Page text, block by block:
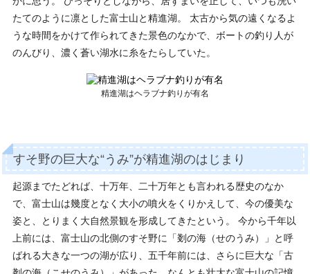
たてのように凛とした富士山と精進湖。 太古から気の遠くなるよ
うな時間をかけて作られてきた景色のなかで、ボートの釣り人が
のんびり、濃く蒼い湖水に糸をたらしていた。
精進湖はヘラブナ釣りが有名
すそ野の巨大な“うみ”が精進湖のはじまり
起源までたどれば、十万年、二十万年とも言われる歴史のなか
で、富士山は幾度となく大小の噴火をくりかえして、今の優美な
姿と、とりまく大自然景観を形成してきたという。 今から千年以
上前には、富士山の北側のすそ野に「剗の海（せのうみ）」と呼
ばれる大きな一つの湖が広り、五千年前には、さらに巨大な「古